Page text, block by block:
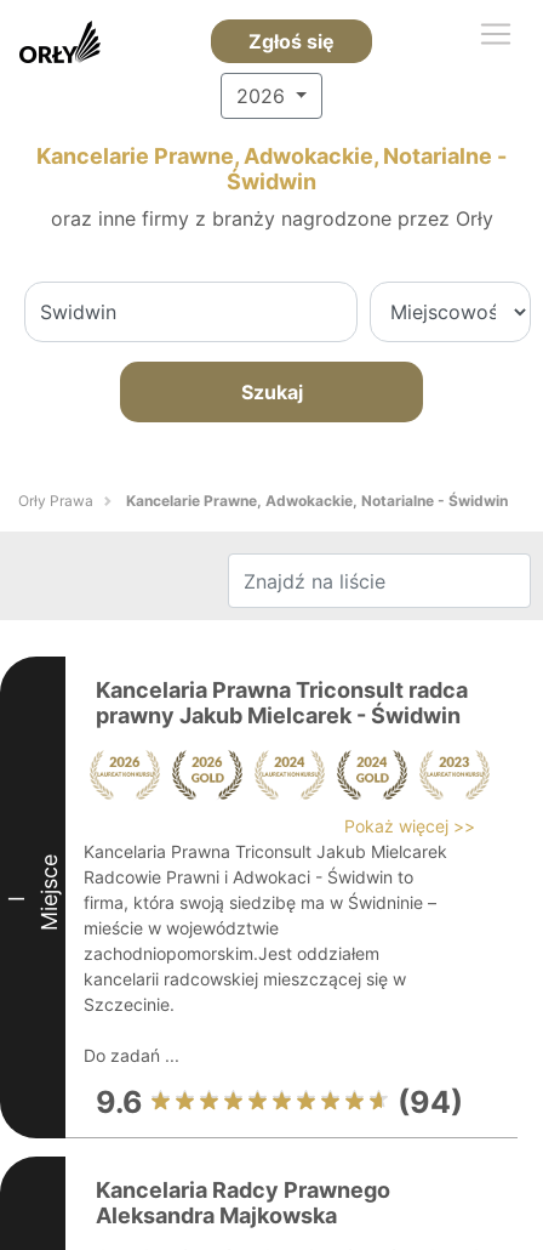
Zgłoś się
2026
Kancelarie Prawne, Adwokackie, Notarialne -
Świdwin
oraz inne firmy z branży nagrodzone przez Orły
Szukaj
Orły Prawa Kancelarie Prawne, Adwokackie, Notarialne - Świdwin
I Miejsce
Kancelaria Prawna Triconsult radca
prawny Jakub Mielcarek - Świdwin
Pokaż więcej >>
Kancelaria Prawna Triconsult Jakub Mielcarek
Radcowie Prawni i Adwokaci - Świdwin to
firma, która swoją siedzibę ma w Świdninie –
mieście w województwie
zachodniopomorskim.Jest oddziałem
kancelarii radcowskiej mieszczącej się w
Szczecinie.
Do zadań ...
9.6 (94)
Kancelaria Radcy Prawnego
Aleksandra Majkowska